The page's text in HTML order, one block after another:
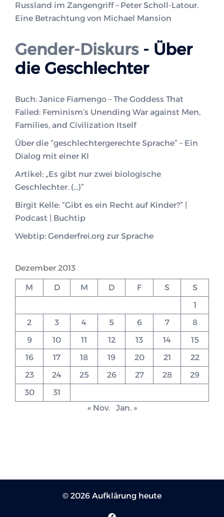
Russland im Zangengriff – Peter Scholl-Latour.
Eine Betrachtung von Michael Mansion
Gender-Diskurs- Über
die Geschlechter
Buch: Janice Fiamengo – The Goddess That
Failed: Feminism’s Unending War against Men,
Families, and Civilization Itself
Über die “geschlechtergerechte Sprache” – Ein
Dialog mit einer KI
Artikel: „Es gibt nur zwei biologische
Geschlechter. (…)”
Birgit Kelle: “Gibt es ein Recht auf Kinder?” |
Podcast | Buchtip
Webtip: Genderfrei.org zur Sprache
Dezember 2013
M D M D F S
S
1
2
3 4 5 6 7
8
9
10 11 12 13 14
15
16
17 18 19 20 21
22
23
24 25 26 27 28
29
30
31
« Nov.
Jan. »
© 2026 Aufklärung heute